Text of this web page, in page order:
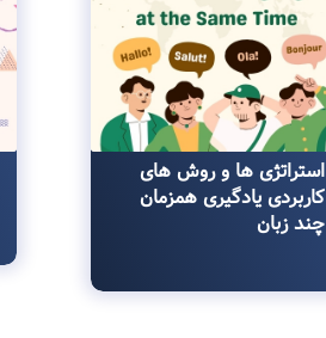
استراتژی ها و روش ‌های
کاربردی یادگیری همزمان
چند زبان